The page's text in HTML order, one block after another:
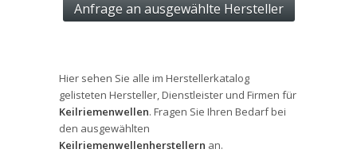
Hier sehen Sie alle im Herstellerkatalog
gelisteten Hersteller, Dienstleister und Firmen für
Keilriemenwellen. Fragen Sie Ihren Bedarf bei
den ausgewählten
Keilriemenwellenherstellern an.